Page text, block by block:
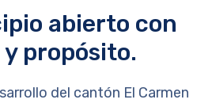
abierto con
propósito.
del cantón El Carmen